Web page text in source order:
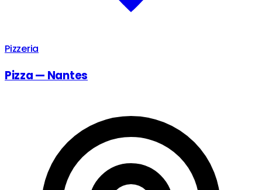
Pizzeria
Pizza — Nantes